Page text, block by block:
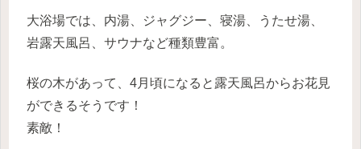
大浴場では、内湯、ジャグジー、寝湯、うたせ湯、
岩露天風呂、サウナなど種類豊富。
桜の木があって、4月頃になると露天風呂からお花見
ができるそうです！
素敵！